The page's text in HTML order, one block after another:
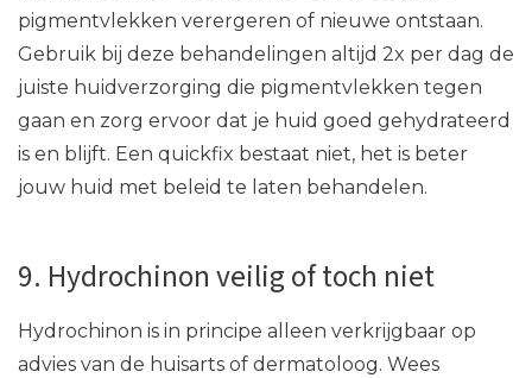
pigmentvlekken verergeren of nieuwe ontstaan.
Gebruik bij deze behandelingen altijd 2x per dag de
juiste huidverzorging die pigmentvlekken tegen
gaan en zorg ervoor dat je huid goed gehydrateerd
is en blijft. Een quickfix bestaat niet, het is beter
jouw huid met beleid te laten behandelen.
9. Hydrochinon veilig of toch niet
Hydrochinon is in principe alleen verkrijgbaar op
advies van de huisarts of dermatoloog. Wees